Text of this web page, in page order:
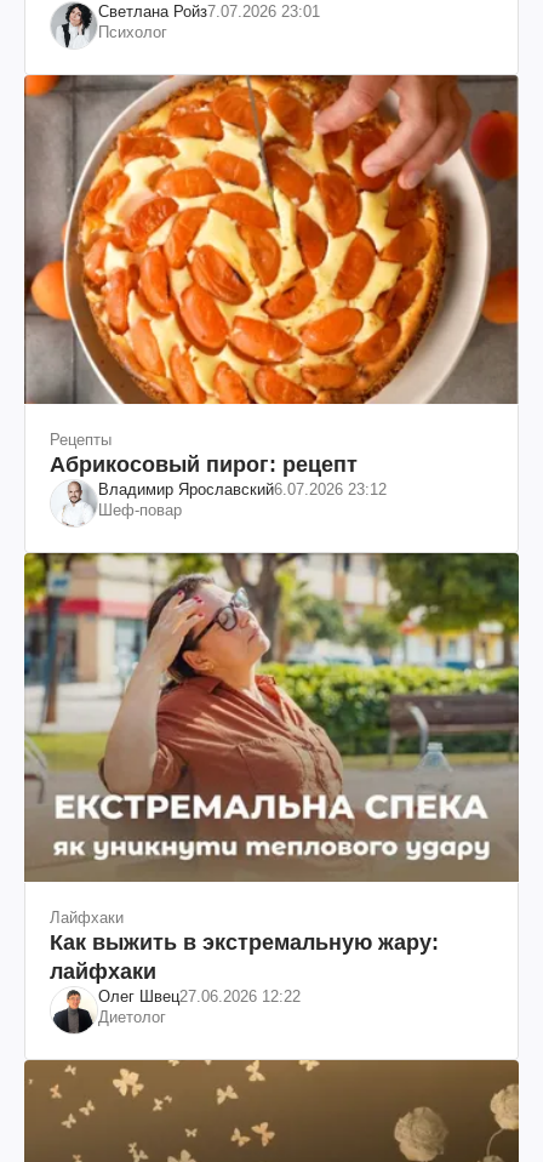
Светлана Ройз7.07.2026 23:01
Психолог
Рецепты
Абрикосовый пирог: рецепт
Владимир Ярославский6.07.2026 23:12
Шеф-повар
Лайфхаки
Как выжить в экстремальную жару:
лайфхаки
Олег Швец27.06.2026 12:22
Диетолог